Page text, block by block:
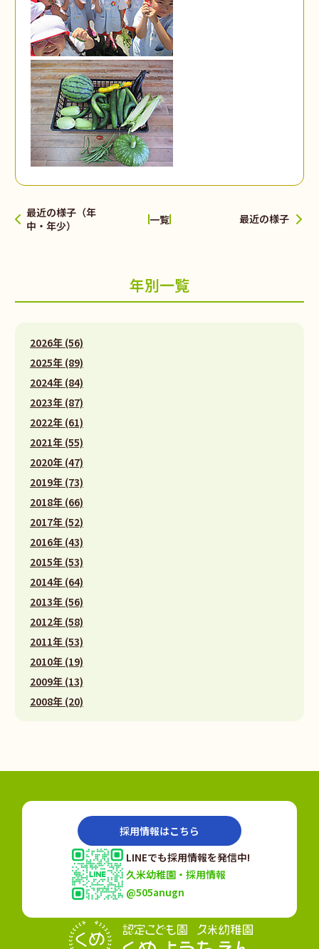
最近の様子（年
中・年少）
一覧 最近の様子
年別一覧
2026年 (56)
2025年 (89)
2024年 (84)
2023年 (87)
2022年 (61)
2021年 (55)
2020年 (47)
2019年 (73)
2018年 (66)
2017年 (52)
2016年 (43)
2015年 (53)
2014年 (64)
2013年 (56)
2012年 (58)
2011年 (53)
2010年 (19)
2009年 (13)
2008年 (20)
採用情報はこちら
LINEでも採用情報を発信中!
久米幼稚園・採用情報
@505anugn